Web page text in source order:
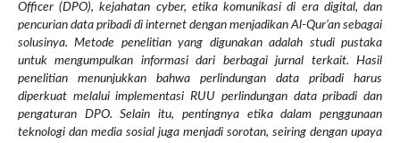
Officer (DPO), kejahatan cyber, etika komunikasi di era digital, dan
pencurian data pribadi di internet dengan menjadikan Al-Qur’an sebagai
solusinya. Metode penelitian yang digunakan adalah studi pustaka
untuk mengumpulkan informasi dari berbagai jurnal terkait. Hasil
penelitian menunjukkan bahwa perlindungan data pribadi harus
diperkuat melalui implementasi RUU perlindungan data pribadi dan
pengaturan DPO. Selain itu, pentingnya etika dalam penggunaan
teknologi dan media sosial juga menjadi sorotan, seiring dengan upaya